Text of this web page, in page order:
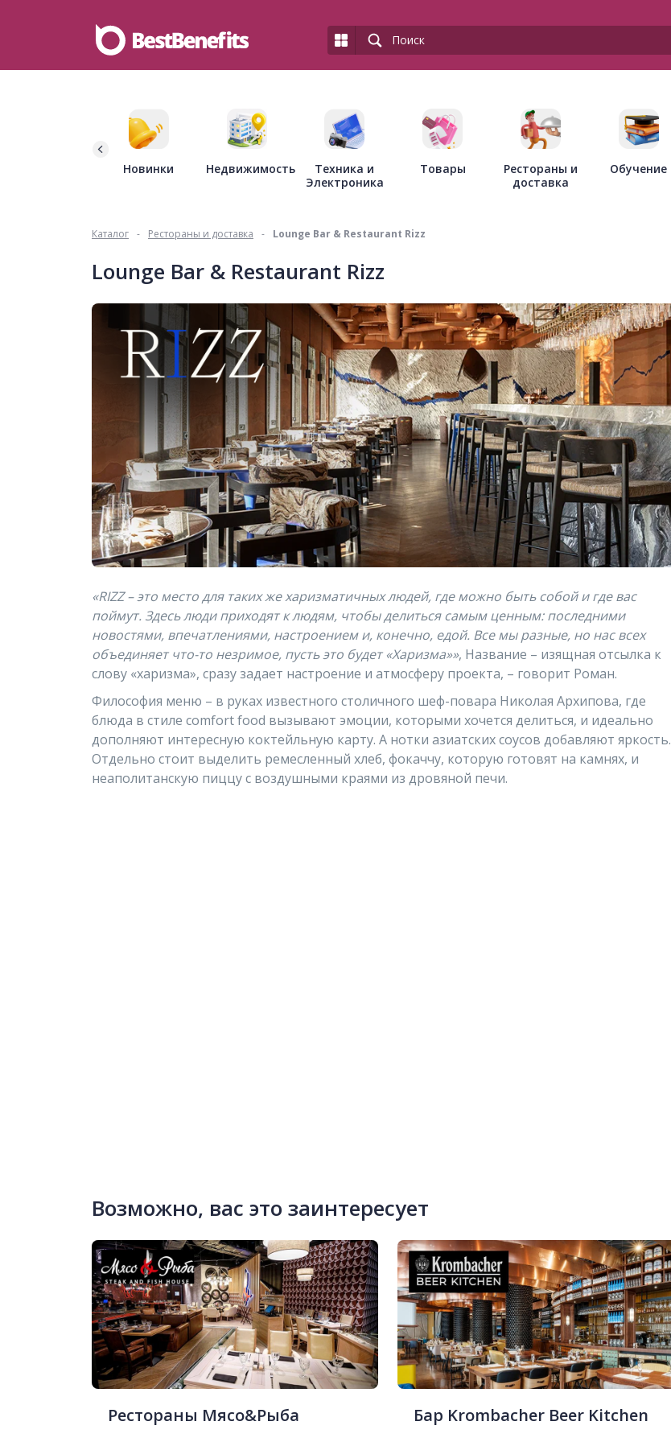
Новинки Недвижимость
Техника и
Электроника
Товары
Рестораны и
доставка
Обучение
Каталог - Рестораны и доставка - Lounge Bar & Restaurant Rizz
Lounge Bar & Restaurant Rizz
«RIZZ – это место для таких же харизматичных людей, где можно быть собой и где вас
поймут. Здесь люди приходят к людям, чтобы делиться самым ценным: последними
новостями, впечатлениями, настроением и, конечно, едой. Все мы разные, но нас всех
объединяет что-то незримое, пусть это будет «Харизма»», Название – изящная отсылка к
слову «харизма», сразу задает настроение и атмосферу проекта, – говорит Роман.
Философия меню – в руках известного столичного шеф-повара Николая Архипова, где
блюда в стиле comfort food вызывают эмоции, которыми хочется делиться, и идеально
дополняют интересную коктейльную карту. А нотки азиатских соусов добавляют яркость.
Отдельно стоит выделить ремесленный хлеб, фокаччу, которую готовят на камнях, и
неаполитанскую пиццу с воздушными краями из дровяной печи.
Возможно, вас это заинтересует
Рестораны Мясо&Рыба Бар Krombacher Beer Kitchen